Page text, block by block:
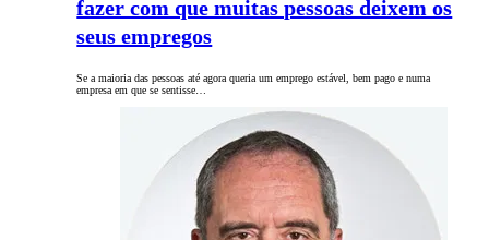
fazer com que muitas pessoas deixem os
seus empregos
Se a maioria das pessoas até agora queria um emprego estável, bem pago e numa
empresa em que se sentisse…